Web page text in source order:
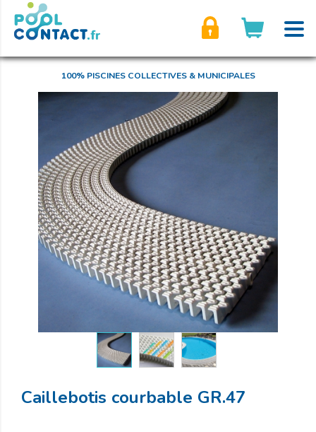
100% PISCINES COLLECTIVES & MUNICIPALES
Caillebotis courbable GR.47